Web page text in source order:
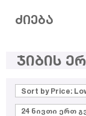
ᲫᲘᲔᲑᲐ
ჯიბის
Sort by Price:
24 ნივთი ერთ